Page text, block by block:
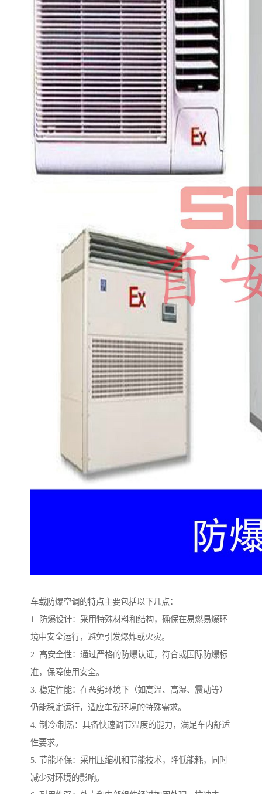
车载防爆空调的特点主要包括以下几点：
1. 防爆设计：采用特殊材料和结构，确保在易燃易爆环
境中安全运行，避免引发爆炸或火灾。
2. 高安全性：通过严格的防爆认证，符合或国际防爆标
准，保障使用安全。
3. 稳定性能：在恶劣环境下（如高温、高湿、震动等）
仍能稳定运行，适应车载环境的特殊需求。
4. 制冷/制热：具备快速调节温度的能力，满足车内舒适
性要求。
5. 节能环保：采用压缩机和节能技术，降低能耗，同时
减少对环境的影响。